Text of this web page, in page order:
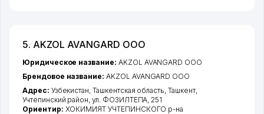
5. AKZOL AVANGARD ООО
Юридическое название: AKZOL AVANGARD ООО
Брендовое название: AKZOL AVANGARD ООО
Адрес: Узбекистан,Ташкентская область ,Ташкент,
Учтепинский район ,ул. ФОЗИЛТЕПА , 251
Ориентир: ХОКИМИЯТ УЧТЕПИНСКОГО р-на